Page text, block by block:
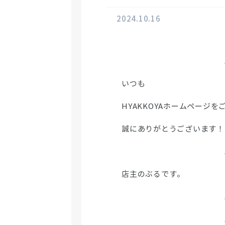
2024.10.16
.
いつも
HYAKKOYAホームページを
誠にありがとうございます！
.
店主のぶるです。
.
.